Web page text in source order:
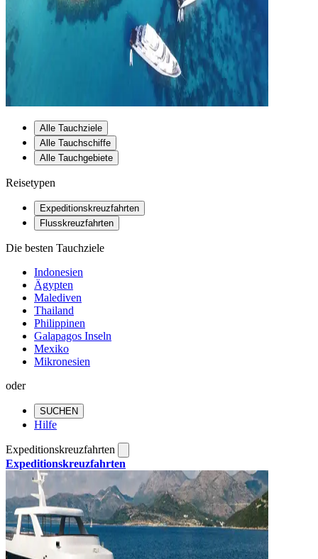
Alle Tauchziele
Alle Tauchschiffe
Alle Tauchgebiete
Reisetypen
Expeditionskreuzfahrten
Flusskreuzfahrten
Die besten Tauchziele
Indonesien
Ägypten
Malediven
Thailand
Philippinen
Galapagos Inseln
Mexiko
Mikronesien
oder
SUCHEN
Hilfe
Expeditionskreuzfahrten
Expeditionskreuzfahrten